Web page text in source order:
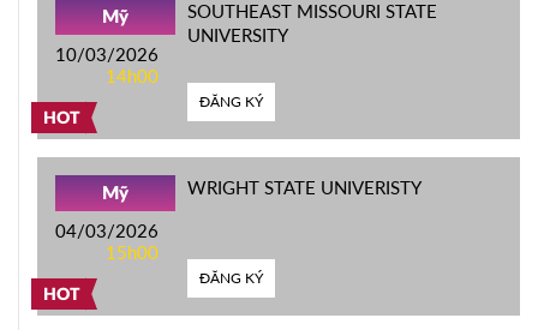
HOT
Mỹ
10/03/2026
14h00
SOUTHEAST MISSOURI STATE
UNIVERSITY
ĐĂNG KÝ
HOT
Mỹ
04/03/2026
15h00
WRIGHT STATE UNIVERISTY
ĐĂNG KÝ